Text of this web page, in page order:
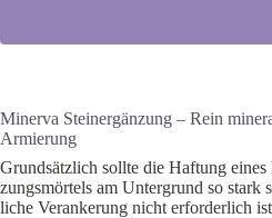
Minerva Steinergänzung – Rein
Armierung
Grund­sätzlich sollte die Haftung
zungs­mörtels am Unter­grund so stark
liche Veran­kerung nicht erfor­derlich